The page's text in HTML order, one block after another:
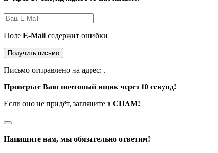
Поле E-Mail содержит ошибки!
Получить письмо
Письмо отправлено на адрес: .
Проверьте Ваш почтовый ящик через 10 секунд!
Если оно не придёт, загляните в СПАМ!
Напишите нам, мы обязательно ответим!